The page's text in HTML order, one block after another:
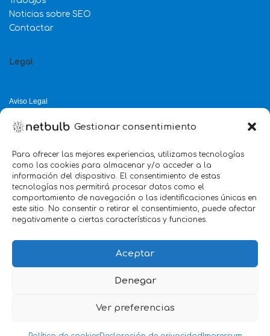
Gestionar consentimiento
Para ofrecer las mejores experiencias, utilizamos tecnologías
como las cookies para almacenar y/o acceder a la
información del dispositivo. El consentimiento de estas
tecnologías nos permitirá procesar datos como el
comportamiento de navegación o las identificaciones únicas en
este sitio. No consentir o retirar el consentimiento, puede afectar
negativamente a ciertas características y funciones.
Aceptar
Denegar
Ver preferencias
Noticias sobre SEO
Contactar
Legal
Aviso Legal
Política de Cookies
5.0
Servicio mejor valorado 2025
verificado por: Trustindex
we
Marketing